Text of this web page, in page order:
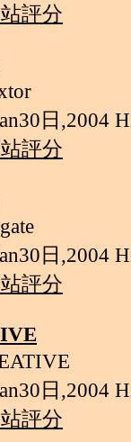
評分
日,2004
評分
日,2004
評分
日,2004
評分